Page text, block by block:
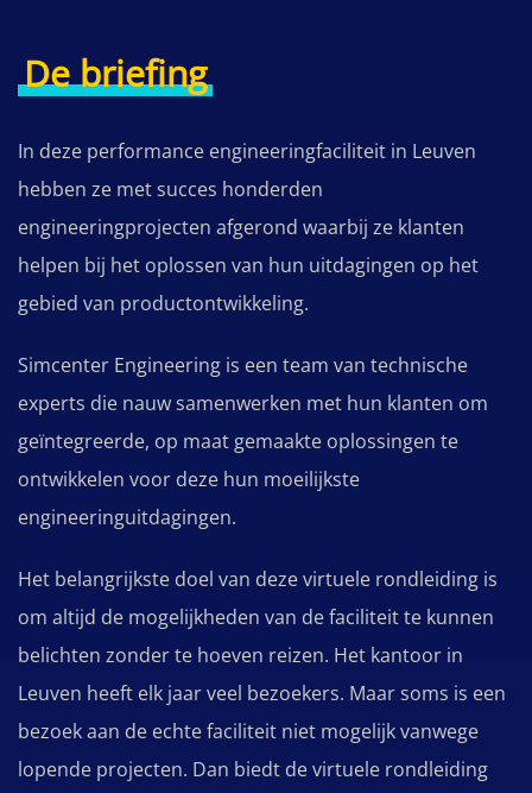
De briefing
In deze performance engineeringfaciliteit in Leuven
hebben ze met succes honderden
engineeringprojecten afgerond waarbij ze klanten
helpen bij het oplossen van hun uitdagingen op het
gebied van productontwikkeling.
Simcenter Engineering is een team van technische
experts die nauw samenwerken met hun klanten om
geïntegreerde, op maat gemaakte oplossingen te
ontwikkelen voor deze hun moeilijkste
engineeringuitdagingen.
Het belangrijkste doel van deze virtuele rondleiding is
om altijd de mogelijkheden van de faciliteit te kunnen
belichten zonder te hoeven reizen. Het kantoor in
Leuven heeft elk jaar veel bezoekers. Maar soms is een
bezoek aan de echte faciliteit niet mogelijk vanwege
lopende projecten. Dan biedt de virtuele rondleiding